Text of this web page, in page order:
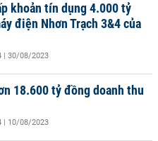
khoản tín dụng 4.000 tỷ
điện Nhơn Trạch 3&4 của
| 30/08/2023
18.600 tỷ đồng doanh thu
| 10/08/2023